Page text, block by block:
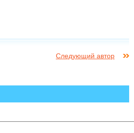
Следующий автор